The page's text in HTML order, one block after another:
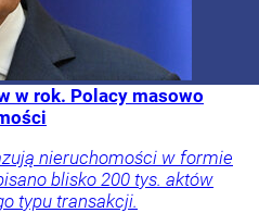
w rok. Polacy masowo
nieruchomości w formie
blisko 200 tys. aktów
typu transakcji.